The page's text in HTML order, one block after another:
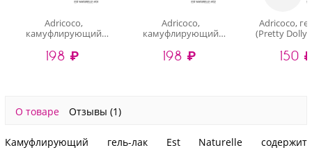
Adricoco,
камуфлирующий
№01), 8 мл
198 ₽
Adricoco,
камуфлирующий
№02), 8 мл
198 ₽
Adricoco,
(Pretty Dolly
150 ₽
О товаре Отзывы (1)
Камуфлирующий гель-лак Est Naturelle содержит